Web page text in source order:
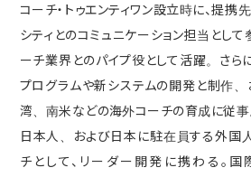
コーチ・トゥエンティワン設立時に、提携
シティとのコミュニケーション担当とし
ーチ業界とのパイプ役として活躍。さらに
プログラムや新システムの開発と制作
湾、南米などの海外コーチの育成に従事
日本人、および日本に駐在員する外国
チとして、リーダー開発に携わる。